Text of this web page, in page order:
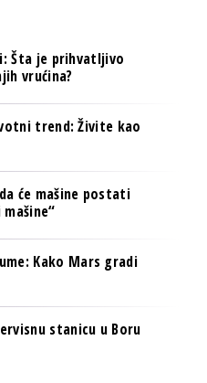
Šta je prihvatljivo
vrućina?
trend: Živite kao
će mašine postati
Kako Mars gradi
stanicu u Boru